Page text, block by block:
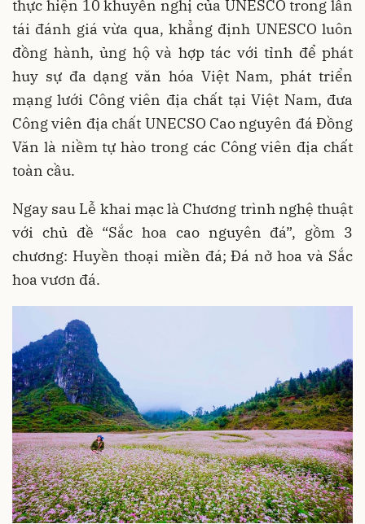
thực hiện 10 khuyến nghị của UNESCO trong lần
tái đánh giá vừa qua, khẳng định UNESCO luôn
đồng hành, ủng hộ và hợp tác với tỉnh để phát
huy sự đa dạng văn hóa Việt Nam, phát triển
mạng lưới Công viên địa chất tại Việt Nam, đưa
Công viên địa chất UNECSO Cao nguyên đá Đồng
Văn là niềm tự hào trong các Công viên địa chất
toàn cầu.
Ngay sau Lễ khai mạc là Chương trình nghệ thuật
với chủ đề “Sắc hoa cao nguyên đá”, gồm 3
chương: Huyền thoại miền đá; Đá nở hoa và Sắc
hoa vươn đá.